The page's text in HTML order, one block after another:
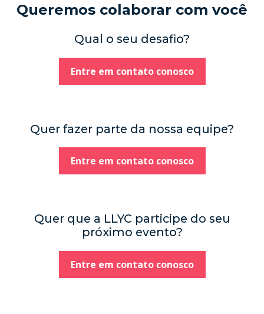
Queremos colaborar com você
Qual o seu desafio?
Entre em contato conosco
Quer fazer parte da nossa equipe?
Entre em contato conosco
Quer que a LLYC participe do seu
próximo evento?
Entre em contato conosco